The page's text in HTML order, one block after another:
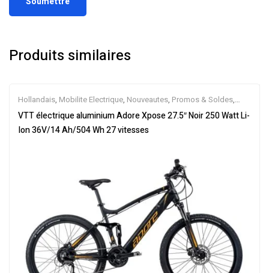
Produits similaires
Hollandais, Mobilite Electrique, Nouveautes, Promos & Soldes,
Tout-Suspendus ,Vélo électrique ville,Velos Electriques,VTT
Électriques
VTT électrique aluminium Adore Xpose 27.5″ Noir 250 Watt Li-
Ion 36V/14 Ah/504 Wh 27 vitesses